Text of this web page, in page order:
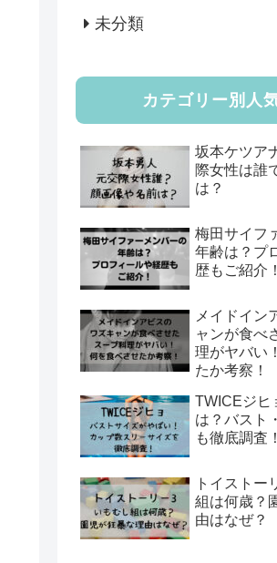
未分類
カテゴリー別人
坂本ケツア
際女性は誰
は？
梅田サイフ
年齢は？プ
歴もご紹介！
メイドイン
ャンが食べ
理がヤバい
たか考察！
TWICEジヒ
は？バスト
も徹底調査！
トイストー
組は何歳？
由はなぜ？